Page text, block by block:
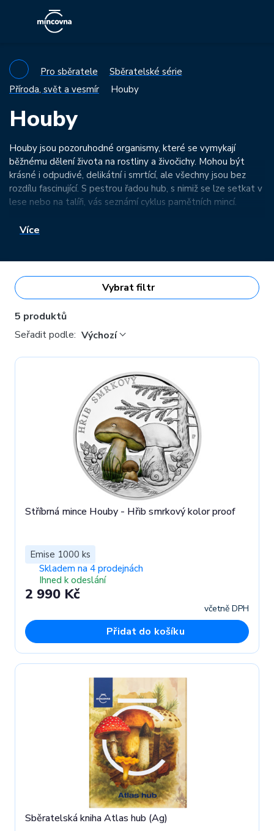
Pro sběratele
Sběratelské série
Příroda, svět a vesmír
Houby
Houby
Houby jsou pozoruhodné organismy, které se vymykají
běžnému dělení života na rostliny a živočichy. Mohou být
krásné i odpudivé, delikátní i smrtící, ale všechny jsou bez
rozdílu fascinující. S pestrou řadou hub, s nimiž se lze setkat v
lese nebo na talíři, vás seznámí cyklus pamětních mincí.
Více
Vybrat filtr
5 produktů
Seřadit podle: Výchozí
Stříbrná mince Houby - Hřib smrkový kolor proof
Emise 1000 ks
Skladem na 4 prodejnách
Ihned k odeslání
2 990 Kč
včetně DPH
Přidat do košíku
Sběratelská kniha Atlas hub (Ag)